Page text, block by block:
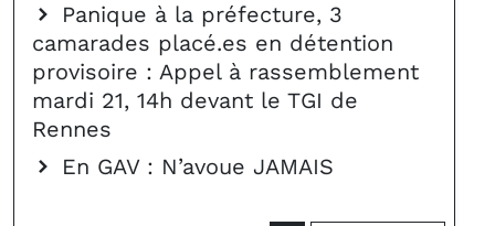
Panique à la préfecture, 3
camarades placé.es en détention
provisoire : Appel à rassemblement
mardi 21, 14h devant le TGI de
Rennes
En GAV : N’avoue JAMAIS